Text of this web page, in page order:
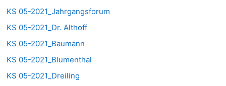
KS 05-2021_Jahrgangsforum
KS 05-2021_Dr. Althoff
KS 05-2021_Baumann
KS 05-2021_Blumenthal
KS 05-2021_Dreiling